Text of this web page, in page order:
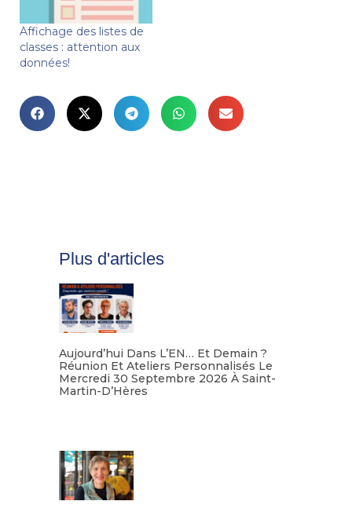
Affichage des listes de
classes : attention aux
données!
Plus d'articles
Aujourd’hui Dans L’EN… Et Demain ?
Réunion Et Ateliers Personnalisés Le
Mercredi 30 Septembre 2026 À Saint-
Martin-D’Hères